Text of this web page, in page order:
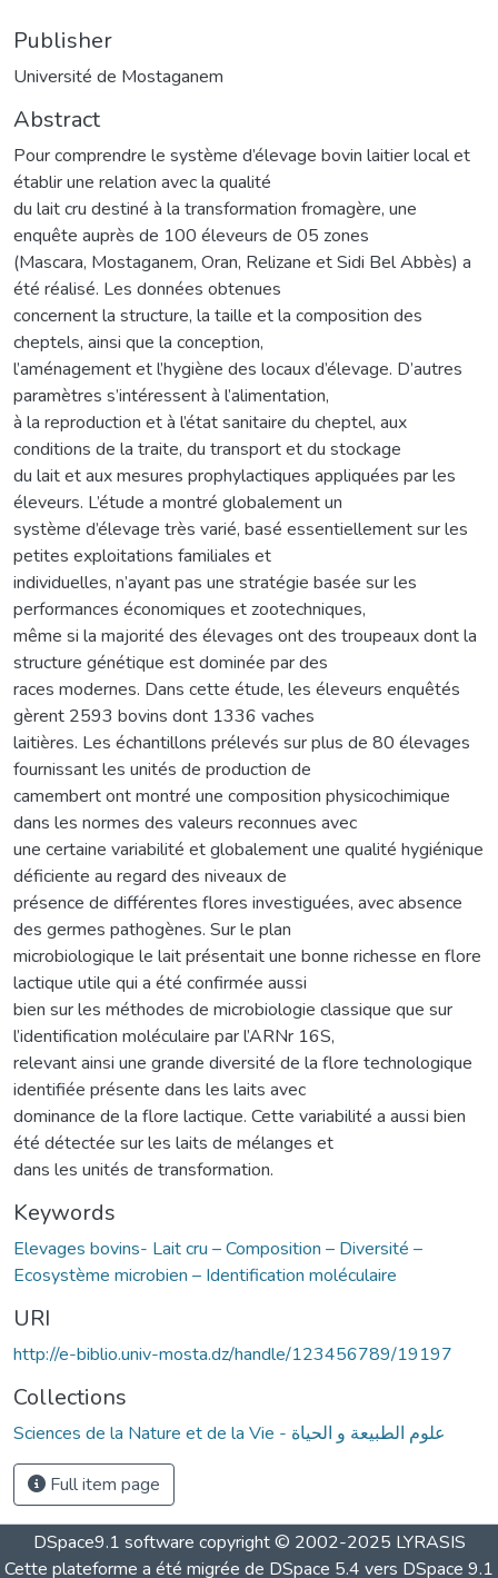
Publisher
Université de Mostaganem
Abstract
Pour comprendre le système d’élevage bovin laitier local et
établir une relation avec la qualité
du lait cru destiné à la transformation fromagère, une
enquête auprès de 100 éleveurs de 05 zones
(Mascara, Mostaganem, Oran, Relizane et Sidi Bel Abbès) a
été réalisé. Les données obtenues
concernent la structure, la taille et la composition des
cheptels, ainsi que la conception,
l’aménagement et l’hygiène des locaux d’élevage. D’autres
paramètres s’intéressent à l’alimentation,
à la reproduction et à l’état sanitaire du cheptel, aux
conditions de la traite, du transport et du stockage
du lait et aux mesures prophylactiques appliquées par les
éleveurs. L’étude a montré globalement un
système d’élevage très varié, basé essentiellement sur les
petites exploitations familiales et
individuelles, n’ayant pas une stratégie basée sur les
performances économiques et zootechniques,
même si la majorité des élevages ont des troupeaux dont la
structure génétique est dominée par des
races modernes. Dans cette étude, les éleveurs enquêtés
gèrent 2593 bovins dont 1336 vaches
laitières. Les échantillons prélevés sur plus de 80 élevages
fournissant les unités de production de
camembert ont montré une composition physicochimique
dans les normes des valeurs reconnues avec
une certaine variabilité et globalement une qualité hygiénique
déficiente au regard des niveaux de
présence de différentes flores investiguées, avec absence
des germes pathogènes. Sur le plan
microbiologique le lait présentait une bonne richesse en flore
lactique utile qui a été confirmée aussi
bien sur les méthodes de microbiologie classique que sur
l’identification moléculaire par l’ARNr 16S,
relevant ainsi une grande diversité de la flore technologique
identifiée présente dans les laits avec
dominance de la flore lactique. Cette variabilité a aussi bien
été détectée sur les laits de mélanges et
dans les unités de transformation.
Keywords
Elevages bovins- Lait cru – Composition – Diversité –
Ecosystème microbien – Identification moléculaire
URI
http://e-biblio.univ-mosta.dz/handle/123456789/19197
Collections
Sciences de la Nature et de la Vie - علوم الطبيعة و الحياة
Full item page
DSpace9.1 software copyright © 2002-2025 LYRASIS
Cette plateforme a été migrée de DSpace 5.4 vers DSpace 9.1